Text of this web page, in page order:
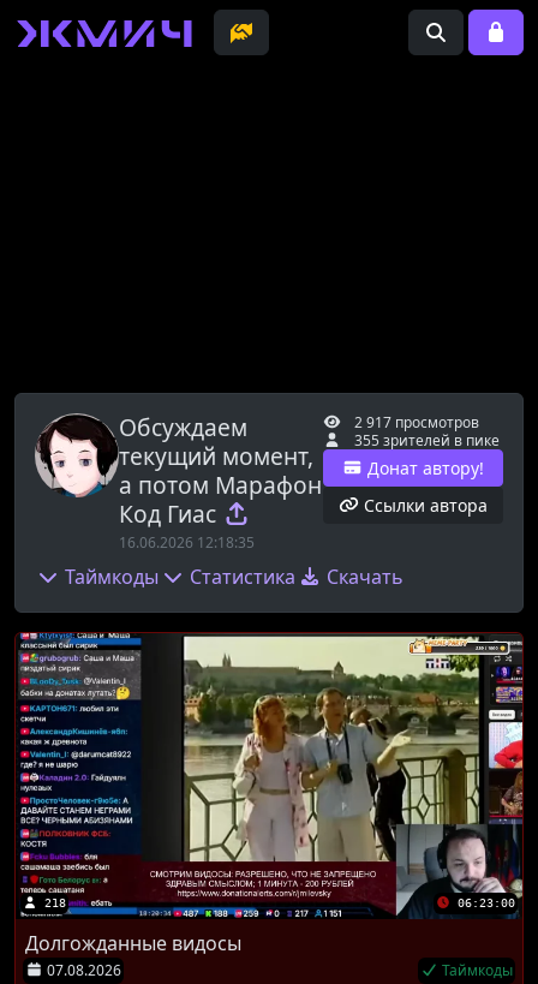
Обсуждаем
текущий момент,
а потом Марафон
Код Гиас
16.06.2026 12:18:35
2 917 просмотров
355 зрителей в пике
Донат автору!
Ссылки автора
Таймкоды Статистика Скачать
218 06:23:00
Долгожданные видосы
07.08.2026 Таймкоды